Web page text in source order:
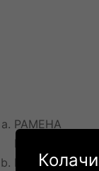
РАМЕНА
Мерете од
ГРАДИ